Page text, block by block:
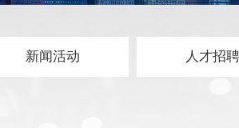
新闻活动 人才招聘